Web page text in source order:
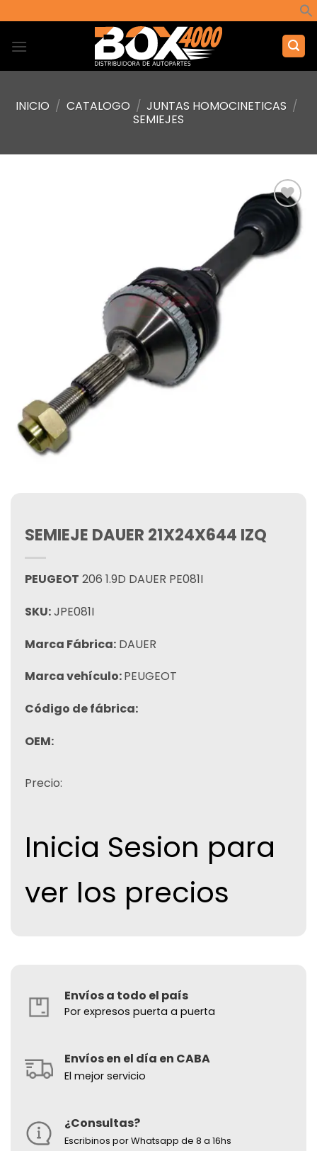
al
contenido
INICIO / CATALOGO / JUNTAS HOMOCINETICAS /
SEMIEJES
Añadir
lista de
deseos
SEMIEJE DAUER 21X24X644 IZQ
PEUGEOT 206 1.9D DAUER PE081I
SKU:JPE081I
Marca Fábrica: DAUER
Marca vehículo:PEUGEOT
Código de fábrica:
OEM:
Precio:
Inicia Sesion para
ver los precios
Envíos a todo el país
Por expresos puerta a puerta
Envíos en el día en CABA
El mejor servicio
¿Consultas?
Escribinos por Whatsapp de 8 a 16hs